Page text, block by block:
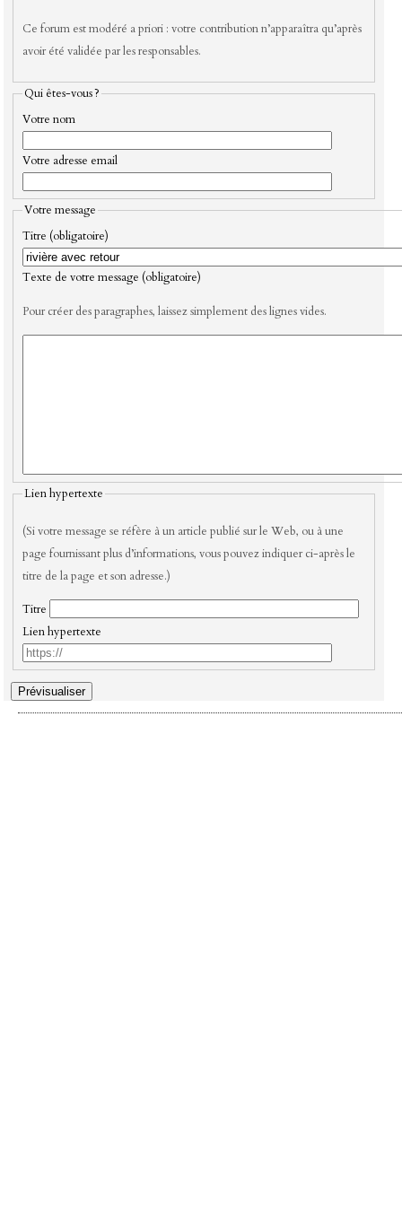
Ce forum est modéré a priori : votre contribution n’apparaîtra qu’après
avoir été validée par les responsables.
Qui êtes-vous ?
Votre nom
Votre adresse email
Votre message
Titre (obligatoire)
Texte de votre message (obligatoire)
Pour créer des paragraphes, laissez simplement des lignes vides.
Lien hypertexte
(Si votre message se réfère à un article publié sur le Web, ou à une
page fournissant plus d’informations, vous pouvez indiquer ci-après le
titre de la page et son adresse.)
Titre
Lien hypertexte